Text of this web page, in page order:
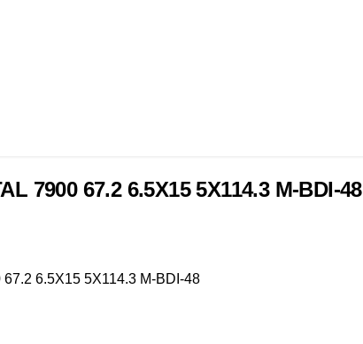
7900 67.2 6.5X15 5X114.3 M-BDI-48
6.5X15 5X114.3 M-BDI-48